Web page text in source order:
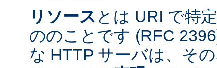
リソース とは URI で特
ののことです (RFC
な HTTP サーバは、そ